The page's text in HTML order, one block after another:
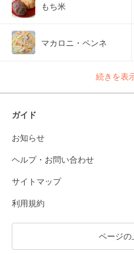
もち米
マカロニ・ペンネ
続きを表
ガイド
お知らせ
ヘルプ・お問い合わせ
サイトマップ
利用規約
ページの